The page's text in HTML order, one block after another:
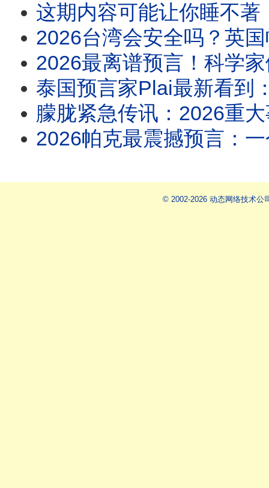
这期内容可能让你睡不著！菲律宾灵媒惊爆2026年三位领袖将死！亚洲一国半壁江山被
2026台湾会安全吗？英国帕克＋泰国普莱预言惊人一致！张又侠命盘曝光，
2026最离谱预言！科学家们同时警告：2026年8月12日末日灾难！11月26
泰国预言家Plai最新看到：2026前三个月最危险！C国＋T国要开战？全球经济正式失
朦胧紧急传讯：2026重大事故将撼动中国，你也可能被牵连？朦胧说出：U盘证据
2026帕克最震撼预言：一个全新的中国即将诞生！全球大地震名单中，唯独台湾不在其
© 2002-2026 动态网络技术公